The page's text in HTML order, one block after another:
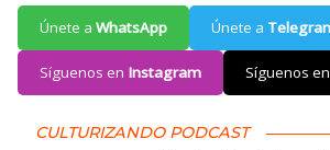
Únete a WhatsApp Únete a
Síguenos en Instagram Síguenos en
CULTURIZANDO PODCAST